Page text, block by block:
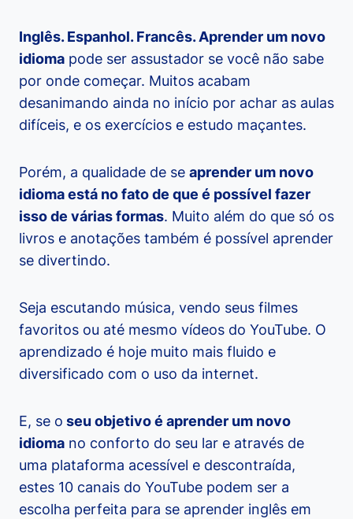
Inglês. Espanhol. Francês. Aprender um novo
idioma pode ser assustador se você não sabe
por onde começar. Muitos acabam
desanimando ainda no início por achar as aulas
difíceis, e os exercícios e estudo maçantes.
Porém, a qualidade de se aprender um novo
idioma está no fato de que é possível fazer
isso de várias formas. Muito além do que só os
livros e anotações também é possível aprender
se divertindo.
Seja escutando música, vendo seus filmes
favoritos ou até mesmo vídeos do YouTube. O
aprendizado é hoje muito mais fluido e
diversificado com o uso da internet.
E, se o seu objetivo é aprender um novo
idioma no conforto do seu lar e através de
uma plataforma acessível e descontraída,
estes 10 canais do YouTube podem ser a
escolha perfeita para se aprender inglês em